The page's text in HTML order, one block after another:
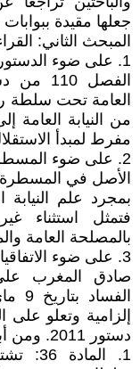
جعلها مقيدة
المبحث الثاني:
1. على ضوء الدستور
من النيابة العامة
مفرط لمبدأ
2. على ضوء المسطرة الجنائية
الأصل في المسطرة
فتمثل استثناء
بالمصلحة العامة
3. على ضوء الاتفاقيات الدولية
صادق المغرب على
دستور 2011. ومن أبرز ما تنص عليه الاتفاقية:
1.